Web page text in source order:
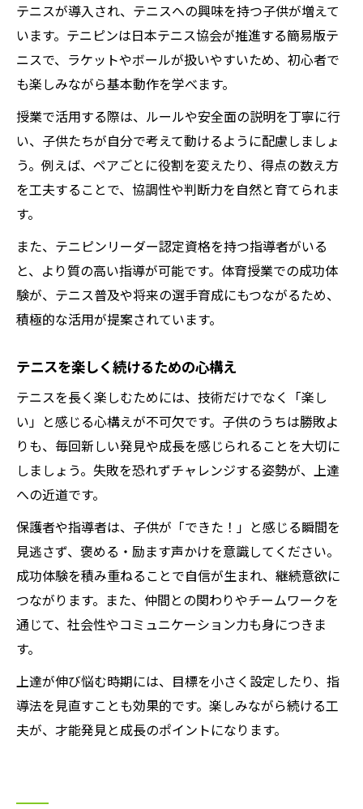
テニスが導入され、テニスへの興味を持つ子供が増えて
います。テニピンは日本テニス協会が推進する簡易版テ
ニスで、ラケットやボールが扱いやすいため、初心者で
も楽しみながら基本動作を学べます。
授業で活用する際は、ルールや安全面の説明を丁寧に行
い、子供たちが自分で考えて動けるように配慮しましょ
う。例えば、ペアごとに役割を変えたり、得点の数え方
を工夫することで、協調性や判断力を自然と育てられま
す。
また、テニピンリーダー認定資格を持つ指導者がいる
と、より質の高い指導が可能です。体育授業での成功体
験が、テニス普及や将来の選手育成にもつながるため、
積極的な活用が提案されています。
テニスを楽しく続けるための心構え
テニスを長く楽しむためには、技術だけでなく「楽し
い」と感じる心構えが不可欠です。子供のうちは勝敗よ
りも、毎回新しい発見や成長を感じられることを大切に
しましょう。失敗を恐れずチャレンジする姿勢が、上達
への近道です。
保護者や指導者は、子供が「できた！」と感じる瞬間を
見逃さず、褒める・励ます声かけを意識してください。
成功体験を積み重ねることで自信が生まれ、継続意欲に
つながります。また、仲間との関わりやチームワークを
通じて、社会性やコミュニケーション力も身につきま
す。
上達が伸び悩む時期には、目標を小さく設定したり、指
導法を見直すことも効果的です。楽しみながら続ける工
夫が、才能発見と成長のポイントになります。